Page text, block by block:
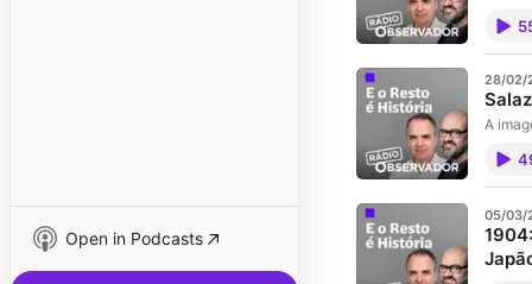
Open in Podcasts
o que
for
28/02/
A
for
05/03/